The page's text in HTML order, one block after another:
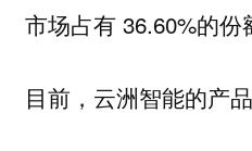
市场占有 36.60%的份
目前，云洲智能的产